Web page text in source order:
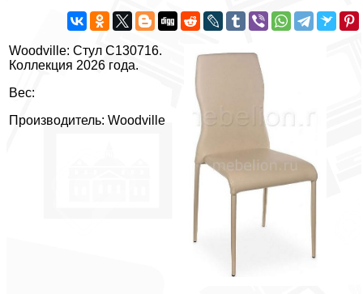
Woodville: Стул С130716.
Коллекция 2026 года.
Вес:
Производитель: Woodville